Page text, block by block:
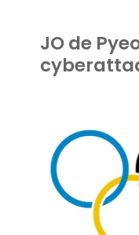
JO de